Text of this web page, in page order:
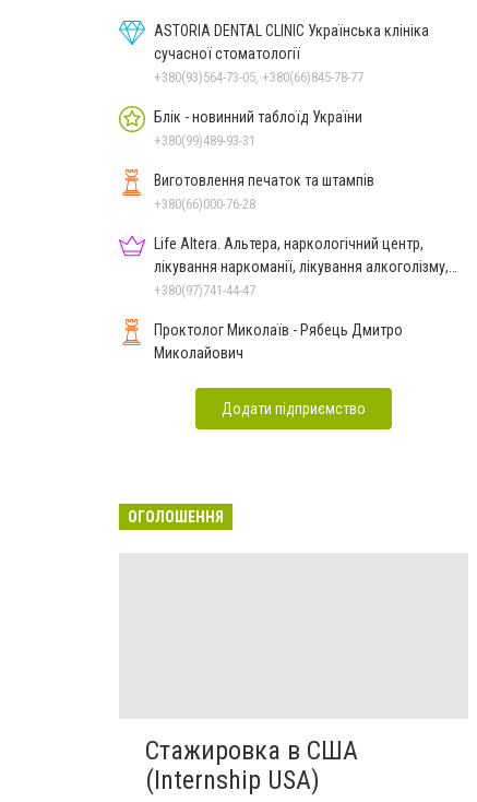
ASTORIA DENTAL CLINIC Українська клініка
сучасної стоматології
+380(93)564-73-05, +380(66)845-78-77
Блік - новинний таблоїд України
+380(99)489-93-31
Виготовлення печаток та штампів
+380(66)000-76-28
Life Altera. Альтера, наркологічний центр,
лікування наркоманії, лікування алкоголізму,
зняття ломки
+380(97)741-44-47
Проктолог Миколаїв - Рябець Дмитро
Миколайович
Додати підприємство
ОГОЛОШЕННЯ
Стажировка в США
(Internship USA)